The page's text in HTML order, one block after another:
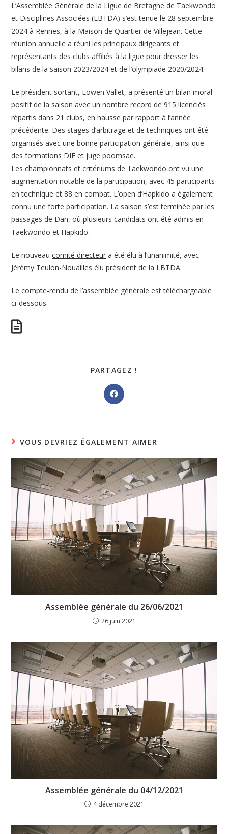
L’Assemblée Générale de la Ligue de Bretagne de Taekwondo
et Disciplines Associées (LBTDA) s’est tenue le 28 septembre
2024 à Rennes, à la Maison de Quartier de Villejean. Cette
réunion annuelle a réuni les principaux dirigeants et
représentants des clubs affiliés à la ligue pour dresser les
bilans de la saison 2023/2024 et de l’olympiade 2020/2024.
Le président sortant, Lowen Vallet, a présenté un bilan moral
positif de la saison avec un nombre record de 915 licenciés
répartis dans 21 clubs, en hausse par rapport à l’année
précédente. Des stages d’arbitrage et de techniques ont été
organisés avec une bonne participation générale, ainsi que
des formations DIF et juge poomsae.
Les championnats et critériums de Taekwondo ont vu une
augmentation notable de la participation, avec 45 participants
en technique et 88 en combat. L’open d’Hapkido a également
connu une forte participation. La saison s’est terminée par les
passages de Dan, où plusieurs candidats ont été admis en
Taekwondo et Hapkido.
Le nouveaucomité directeur a été élu à l’unanimité, avec
Jérémy Teulon-Nouailles élu président de la LBTDA.
Le compte-rendu de l’assemblée générale est téléchargeable
ci-dessous.
PARTAGEZ !
Ouvrir
dans
VOUS DEVRIEZ ÉGALEMENT AIMER
Assemblée générale du 26/06/2021
26 juin 2021
Assemblée générale du 04/12/2021
4 décembre 2021